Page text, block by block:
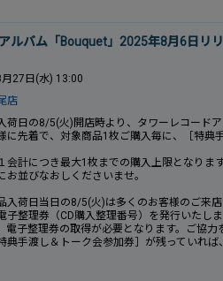
ルバム「Bouquet」2025年8月6日リ
27日(水) 13:00
店
荷日の8/5(火)開店時より、タワーレコード
に先着で、対象商品1枚ご購入毎に、［特典
会計につき最大1枚までの購入上限となりま
お並びなおしくださいませ。
入荷日当日の8/5(火)は多くのお客様のご来
子整理券（CD購入整理番号）を発行いたし
電子整理券の取得が必要となります。ご協
典手渡し＆トーク会参加券］が残っていれ